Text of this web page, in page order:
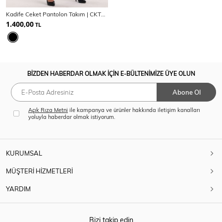
SPOR GİYİM
Kadife Ceket Pantolon Takım | CKT33956
1.400,00 TL
BİZDEN HABERDAR OLMAK İÇİN E-BÜLTENİMİZE ÜYE OLUN
Abone Ol
Açık Rıza Metni ile kampanya ve ürünler hakkında iletişim kanalları
yoluyla haberdar olmak istiyorum.
KURUMSAL
MÜŞTERİ HİZMETLERİ
YARDIM
Bizi takip edin